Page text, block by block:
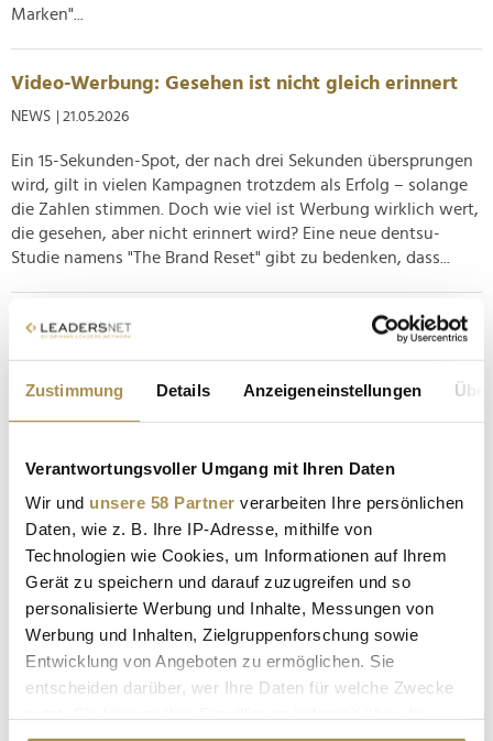
Zustimmung Details Anzeigeneinstellungen
Verantwortungsvoller Umgang mit Ihren Daten
Wir und unsere 58 Partner verarbeiten Ihre persönlichen
Daten, wie z. B. Ihre IP-Adresse, mithilfe von
Technologien wie Cookies, um Informationen auf Ihrem
Gerät zu speichern und darauf zuzugreifen und so
personalisierte Werbung und Inhalte, Messungen von
Werbung und Inhalten, Zielgruppenforschung sowie
Entwicklung von Angeboten zu ermöglichen. Sie
entscheiden darüber, wer Ihre Daten für welche Zwecke
Marken"...
Video-Werbung: Gesehen ist nicht gleich erinnert
NEWS | 21.05.2026
Ein 15-Sekunden-Spot, der nach drei Sekunden übersprungen
wird, gilt in vielen Kampagnen trotzdem als Erfolg – solange
die Zahlen stimmen. Doch wie viel ist Werbung wirklich wert,
die gesehen, aber nicht erinnert wird? Eine neue dentsu-
Studie namens "The Brand Reset" gibt zu bedenken, dass...
Ad Alliance: Das sind die Reichweiten-Zugpferde
NEWS | 30.07.2025
Ad Alliance ist die Vermarktungseinheit von RTL Deutschland
crossmediale Werbekampagnen berichtet, dass er allein mit
dem eigenen Zeitschriften-Portfolio eine Gesamtreichweite
von 30,76 Millionen Menschen erzielen kann. Großen Anteil
daran hält...
Joyn: ProSiebenSat.1 vermeldet mehr Reichweite
denn je
Rekordmonat in München: Nie zuvor konnte Joyn, der